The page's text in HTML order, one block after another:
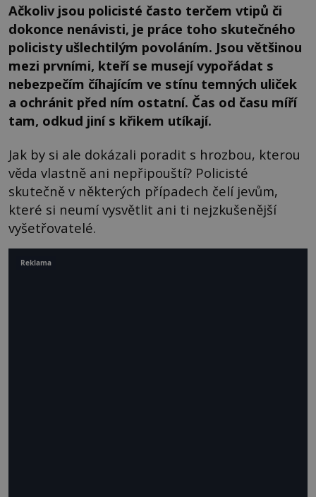
Ačkoliv jsou policisté často terčem vtipů či
dokonce nenávisti, je práce toho skutečného
policisty ušlechtilým povoláním. Jsou většinou
mezi prvními, kteří se musejí vypořádat s
nebezpečím číhajícím ve stínu temných uliček
a ochránit před ním ostatní. Čas od času míří
tam, odkud jiní s křikem utíkají.
Jak by si ale dokázali poradit s hrozbou, kterou
věda vlastně ani nepřipouští? Policisté
skutečně v některých případech čelí jevům,
které si neumí vysvětlit ani ti nejzkušenější
vyšetřovatelé.
Reklama